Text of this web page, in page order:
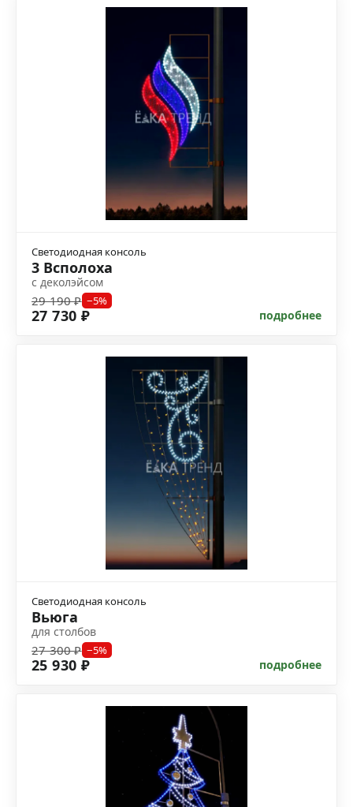
Светодиодная консоль
3 Всполоха
с деколэйсом
29 190 ₽ −5%
27 730 ₽ подробнее
Светодиодная консоль
Вьюга
для столбов
27 300 ₽ −5%
25 930 ₽ подробнее